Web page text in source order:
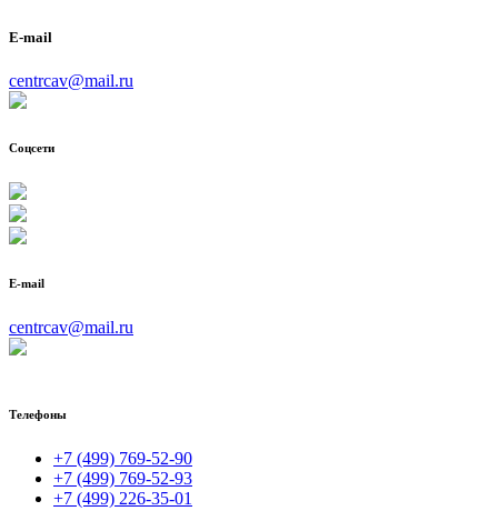
E-mail
centrcav@mail.ru
Соцсети
E-mail
centrcav@mail.ru
Телефоны
+7 (499) 769-52-90
+7 (499) 769-52-93
+7 (499) 226-35-01